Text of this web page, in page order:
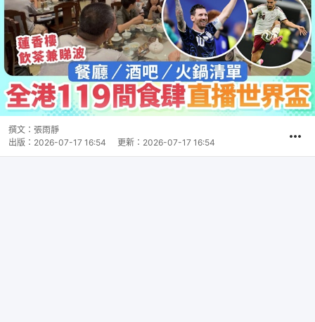
撰文： 張雨靜
出版： 2026-07-17 16:54 更新： 2026-07-17 16:54